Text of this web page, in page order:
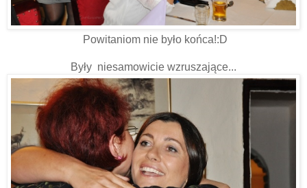
Powitaniom nie było końca!:D
Były niesamowicie wzruszające...